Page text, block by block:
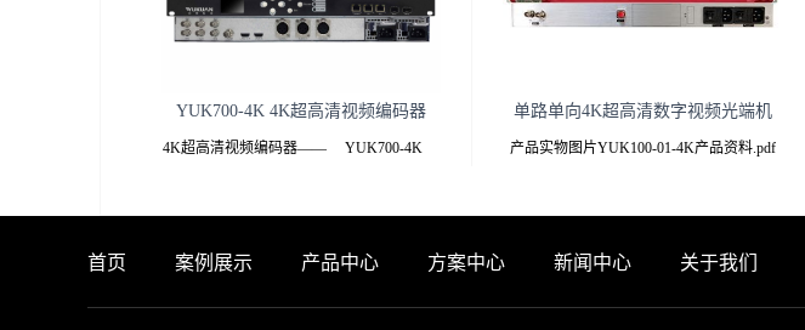
YUK700-4K 4K超高清视频编码器
4K超高清视频编码器—— YUK700-4K
产品介绍
单路单向4K超高清数字视频光端机
产品实物图片YUK100-01-4K产品资料.pdf
能够通过1芯单模或者多模光纤单向传输1路
12G-SDI信号，向下兼容HD/SD-SDI和ASI
首页 案例展示 产品中心 方案中心 新闻中心 关于我们